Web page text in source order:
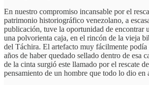
En nuestro compromiso incansable por el
patrimonio historiográfico venezolano, a
publicación, tuve la oportunidad de encontrar
una polvorienta caja, en el rincón de la vieja
del Táchira. El artefacto muy fácilmente
años de haber quedado sellado dentro de esa
de la cinta surgió este llamado por el rescate
pensamiento de un hombre que todo lo dio en